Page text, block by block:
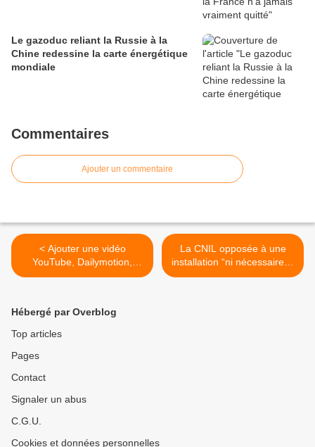
Le gazoduc reliant la Russie à la
Chine redessine la carte énergétique
mondiale
Commentaires
Ajouter un commentaire
< Ajouter une vidéo
YouTube, Dailymotion,
TikTok, Twitch.tv, Vimeo...
la compétence "gestion des
La CNIL opposée à une
installation “ni nécessaire ni
proportionnée” de caméras
Hébergé par Overblog
Top articles
Pages
Contact
Signaler un abus
C.G.U.
Cookies et données personnelles